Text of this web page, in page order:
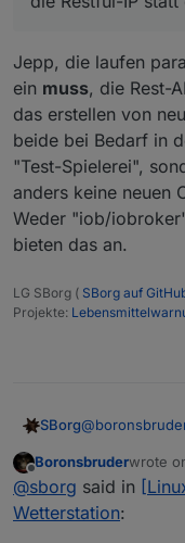
Jepp, die laufen
ein muss, die Rest-
das erstellen von
beide bei Bedarf in
"Test-Spielerei",
anders keine neuen
Weder "iob/
bieten das an.
LG SBorg ( SBorg auf
Projekte:
SBorg@
@sborg
Jepp, die
Offline
Boronsbruderwrote
last
@sborg said in
Wetterstation: